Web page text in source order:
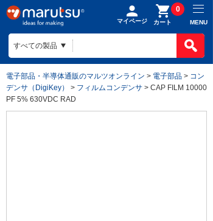
マイページ カート
0
MENU
電子部品・半導体通販のマルツオンライン > 電子部品 > コン
デンサ（DigiKey）
> フィルムコンデンサ > CAP FILM 10000
PF 5% 630VDC RAD